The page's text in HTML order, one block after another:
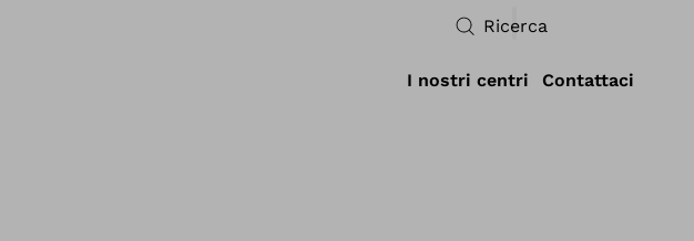
Ricerca
I nostri centri Contattaci